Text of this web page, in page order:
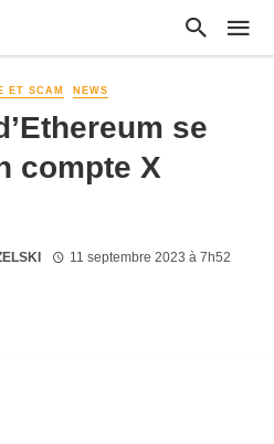
ET SCAM NEWS
se
compte X
11 septembre 2023 à 7h52